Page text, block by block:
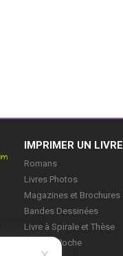
IMPRIMER UN LIVRE
Romans
Livres Photos
Magazines et Brochures
Bandes Dessinées
Livre à Spirale et Thèse
Livre de Poche